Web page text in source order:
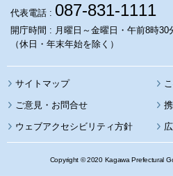
代表電話 : 087-831-1111
開庁時間 : 月曜日～金曜日・午前8時30
（休日・年末年始を除く）
サイトマップ
ウェブアクセシビリティ方針
Copyright © 2020 Kagawa Prefectural